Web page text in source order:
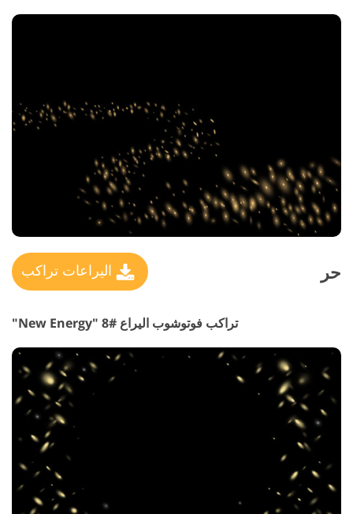
حر اليراعات تراكب
تراكب فوتوشوب اليراع #8 "New Energy"